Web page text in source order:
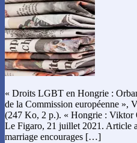
« Droits LGBT en Hongrie :
de la Commission européenne »,
(247 Ko, 2 p.). « Hongrie : Viktor
Le Figaro, 21 juillet 2021. Article
marriage encourages […]